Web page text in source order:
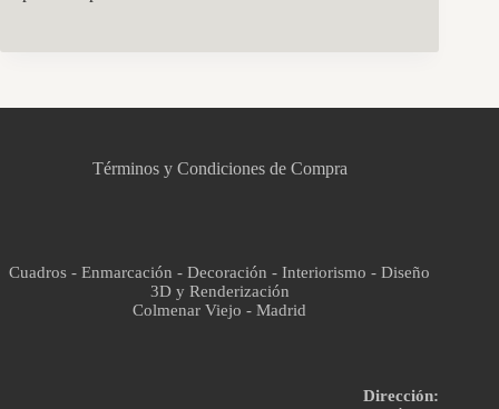
Términos y Condiciones de Compra
Cuadros - Enmarcación - Decoración - Interiorismo - Diseño
3D y Renderización
Colmenar Viejo - Madrid
Dirección:
Asistente virtual · En línea